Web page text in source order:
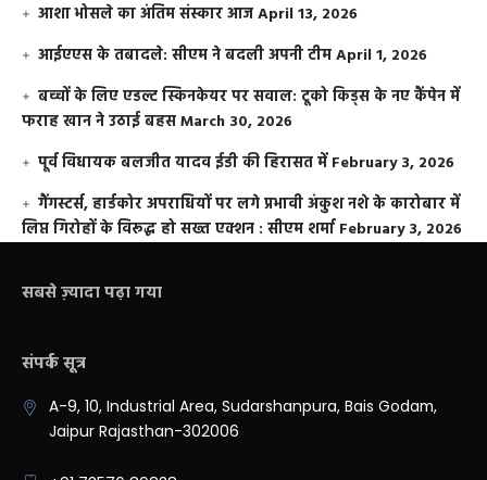
आशा भोसले का अंतिम संस्कार आजApril 13, 2026
आईएएस के तबादले: सीएम ने बदली अपनी टीमApril 1, 2026
बच्चों के लिए एडल्ट स्किनकेयर पर सवाल: टूको किड्स के नए कैंपेन में
फराह खान ने उठाई बहसMarch 30, 2026
पूर्व विधायक बलजीत यादव ईडी की हिरासत में February 3, 2026
गैंगस्टर्स, हार्डकोर अपराधियों पर लगे प्रभावी अंकुश नशे के कारोबार में
लिप्त गिरोहों के विरूद्ध हो सख्त एक्शन : सीएम शर्मा February 3, 2026
सबसे ज़्यादा पढ़ा गया
संपर्क सूत्र
A-9, 10, Industrial Area, Sudarshanpura, Bais Godam,
Jaipur Rajasthan-302006